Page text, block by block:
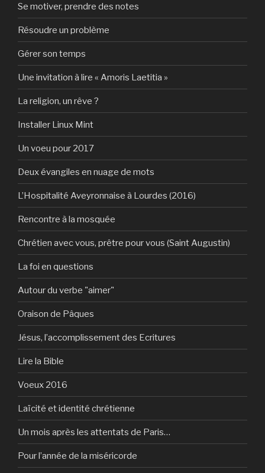
Se motiver, prendre des notes
Résoudre un problème
Gérer son temps
Une invitation à lire « Amoris Laetitia »
La religion, un rêve ?
Installer Linux Mint
Un voeu pour 2017
Deux évangiles en nuage de mots
L’Hospitalité Aveyronnaise à Lourdes (2016)
Rencontre à la mosquée
Chrétien avec vous, prêtre pour vous (Saint Augustin)
La foi en questions
Autour du verbe "aimer"
Oraison de Pâques
Jésus, l’accomplissement des Ecritures
Lire la Bible
Voeux 2016
Laïcité et identité chrétienne
Un mois après les attentats de Paris…
Pour l’année de la miséricorde